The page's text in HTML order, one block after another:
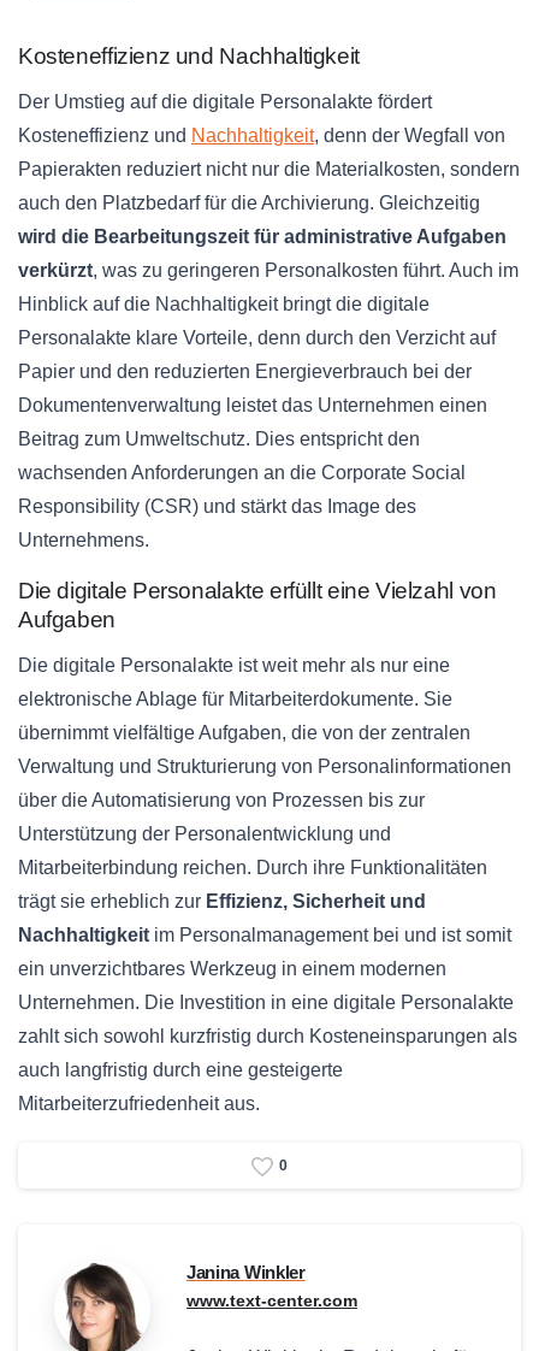
Kosteneffizienz und Nachhaltigkeit
Der Umstieg auf die digitale Personalakte fördert
Kosteneffizienz und Nachhaltigkeit, denn der Wegfall von
Papierakten reduziert nicht nur die Materialkosten, sondern
auch den Platzbedarf für die Archivierung. Gleichzeitig
wird die Bearbeitungszeit für administrative Aufgaben
verkürzt, was zu geringeren Personalkosten führt. Auch im
Hinblick auf die Nachhaltigkeit bringt die digitale
Personalakte klare Vorteile, denn durch den Verzicht auf
Papier und den reduzierten Energieverbrauch bei der
Dokumentenverwaltung leistet das Unternehmen einen
Beitrag zum Umweltschutz. Dies entspricht den
wachsenden Anforderungen an die Corporate Social
Responsibility (CSR) und stärkt das Image des
Unternehmens.
Die digitale Personalakte erfüllt eine Vielzahl von
Aufgaben
Die digitale Personalakte ist weit mehr als nur eine
elektronische Ablage für Mitarbeiterdokumente. Sie
übernimmt vielfältige Aufgaben, die von der zentralen
Verwaltung und Strukturierung von Personalinformationen
über die Automatisierung von Prozessen bis zur
Unterstützung der Personalentwicklung und
Mitarbeiterbindung reichen. Durch ihre Funktionalitäten
trägt sie erheblich zur Effizienz, Sicherheit und
Nachhaltigkeit im Personalmanagement bei und ist somit
ein unverzichtbares Werkzeug in einem modernen
Unternehmen. Die Investition in eine digitale Personalakte
zahlt sich sowohl kurzfristig durch Kosteneinsparungen als
auch langfristig durch eine gesteigerte
Mitarbeiterzufriedenheit aus.
0
Janina Winkler
www.text-center.com